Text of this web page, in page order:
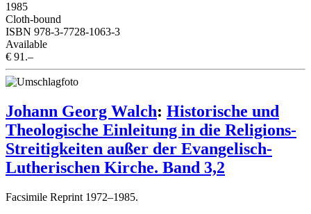
1985
Cloth-bound
ISBN 978-3-7728-1063-3
Available
€ 91.–
Johann Georg Walch: Historische und
Theologische Einleitung in die Religions-
Streitigkeiten außer der Evangelisch-
Lutherischen Kirche. Band 3,2
Facsimile Reprint 1972–1985.